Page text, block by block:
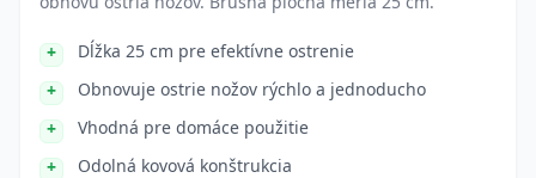
Dĺžka 25 cm pre efektívne ostrenie
Obnovuje ostrie nožov rýchlo a jednoducho
Vhodná pre domáce použitie
Odolná kovová konštrukcia